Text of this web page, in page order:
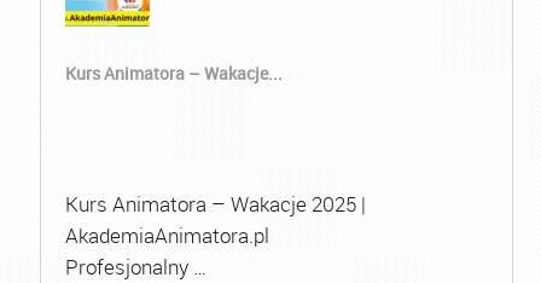
Kurs Animatora – Wakacje...
Kurs Animatora – Wakacje 2025 |
AkademiaAnimatora.pl
Profesjonalny …